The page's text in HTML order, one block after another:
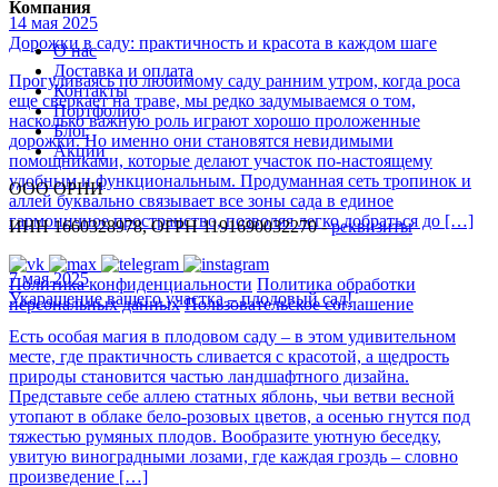
14 мая 2025
Дорожки в саду: практичность и красота в каждом шаге
Прогуливаясь по любимому саду ранним утром, когда роса
еще сверкает на траве, мы редко задумываемся о том,
насколько важную роль играют хорошо проложенные
дорожки. Но именно они становятся невидимыми
помощниками, которые делают участок по-настоящему
удобным и функциональным. Продуманная сеть тропинок и
аллей буквально связывает все зоны сада в единое
гармоничное пространство, позволяя легко добраться до […]
7 мая 2025
Укарашение вашего участка – плодовый сад!
Есть особая магия в плодовом саду – в этом удивительном
месте, где практичность сливается с красотой, а щедрость
природы становится частью ландшафтного дизайна.
Представьте себе аллею статных яблонь, чьи ветви весной
утопают в облаке бело-розовых цветов, а осенью гнутся под
тяжестью румяных плодов. Вообразите уютную беседку,
увитую виноградными лозами, где каждая гроздь – словно
произведение […]
Компания
О нас
Доставка и оплата
Контакты
Портфолио
Блог
Акции
ООО ОРНИ
ИНН 1660328978, ОГРН 1191690032270 -реквизиты
Политика конфиденциальности Политика обработки
персональных данных Пользовательское соглашение